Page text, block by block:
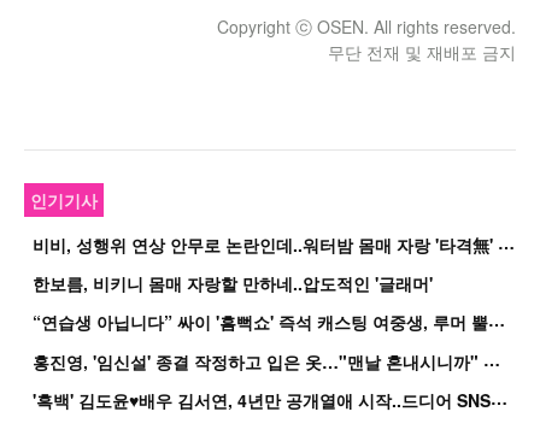
Copyright ⓒ OSEN. All rights reserved.
무단 전재 및 재배포 금지
인기기사
비
비, 성행위 연상 안무로 논란인데..워터밤 몸매 자랑 '타격無' 근황
한보름, 비키니 몸매 자랑할 만하네..압도적인 '글래머'
“
연습생 아닙니다” 싸이 '흠뻑쇼' 즉석 캐스팅 여중생, 루머 뿔났다[Oh!쎈 이...
홍
진영, '임신설' 종결 작정하고 입은 옷…"맨날 혼내시니까" 억울
'
흑백' 김도윤♥배우 김서연, 4년만 공개열애 시작..드디어 SNS에 노출 [핫피...